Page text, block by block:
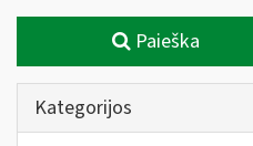
Paieška
Kategorijos